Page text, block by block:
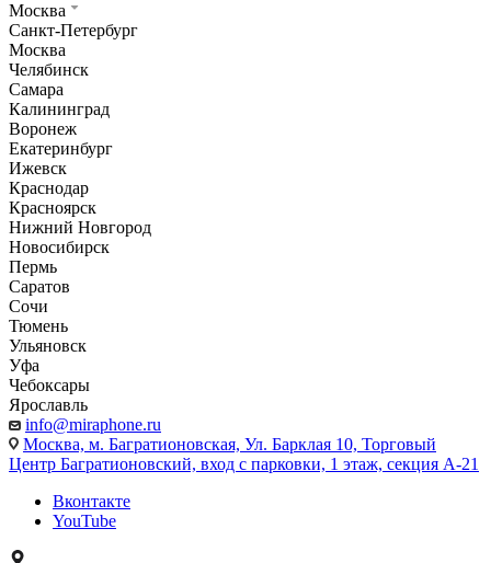
Москва
Санкт-Петербург
Москва
Челябинск
Самара
Калининград
Воронеж
Екатеринбург
Ижевск
Краснодар
Красноярск
Нижний Новгород
Новосибирск
Пермь
Саратов
Сочи
Тюмень
Ульяновск
Уфа
Чебоксары
Ярославль
info@miraphone.ru
Москва, м. Багратионовская, Ул. Барклая 10, Торговый
Центр Багратионовский, вход с парковки, 1 этаж, секция А-21
Вконтакте
YouTube